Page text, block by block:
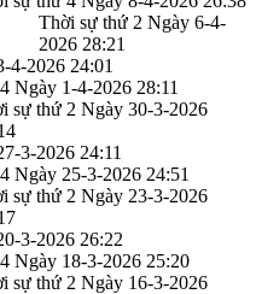
Thời sự thứ 2 Ngày 6-4-
2026 28:21
4-2026 24:01
Ngày 1-4-2026 28:11
sự thứ 2 Ngày 30-3-2026
3-2026 24:11
Ngày 25-3-2026 24:51
sự thứ 2 Ngày 23-3-2026
3-2026 26:22
Ngày 18-3-2026 25:20
sự thứ 2 Ngày 16-3-2026